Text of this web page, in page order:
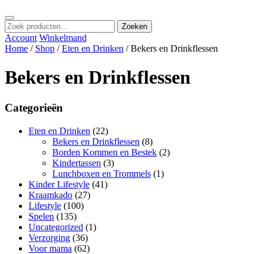
Zoeken
naar:
Zoeken
Account Winkelmand
Home / Shop /Eten en Drinken / Bekers en Drinkflessen
Bekers en Drinkflessen
Filter
Categorieën
Eten en Drinken (22)
Bekers en Drinkflessen (8)
Borden Kommen en Bestek (2)
Kindertassen (3)
Lunchboxen en Trommels (1)
Kinder Lifestyle (41)
Kraamkado (27)
Lifestyle (100)
Spelen (135)
Uncategorized (1)
Verzorging (36)
Voor mama (62)